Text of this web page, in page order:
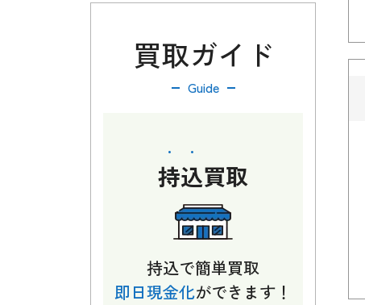
買取ガイド
Guide
持込買取
持込で簡単買取
即日現金化ができます！